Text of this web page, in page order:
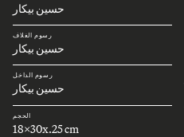
حسين بيكار
رسوم الغلاف
حسين بيكار
رسوم الداخل
حسين بيكار
الحجم
18x30x.25 cm